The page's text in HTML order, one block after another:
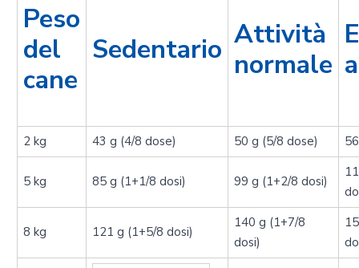
Peso
del
cane
Sedentario Attività
normale
2 kg 43 g (4/8 dose) 50 g (5/8 dose)
5 kg 85 g (1+1/8 dosi) 99 g (1+2/8 dosi)
8 kg 121 g (1+5/8 dosi)
140 g (1+7/8
dosi)